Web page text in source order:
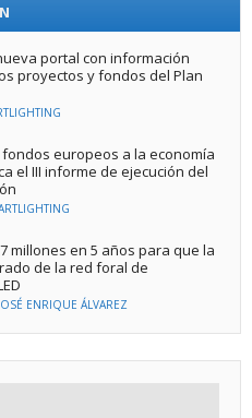
portal con información
proyectos y fondos del Plan
fondos europeos a la economía
el III informe de ejecución del
millones en 5 años para que la
de la red foral de
ENRIQUE ÁLVAREZ